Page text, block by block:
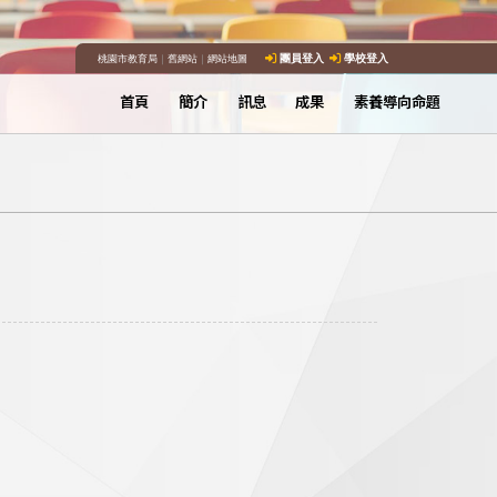
桃園市教育局｜ 舊網站｜ 網站地圖 團員登入 學校登入
首頁 簡介 訊息 成果 素養導向命題